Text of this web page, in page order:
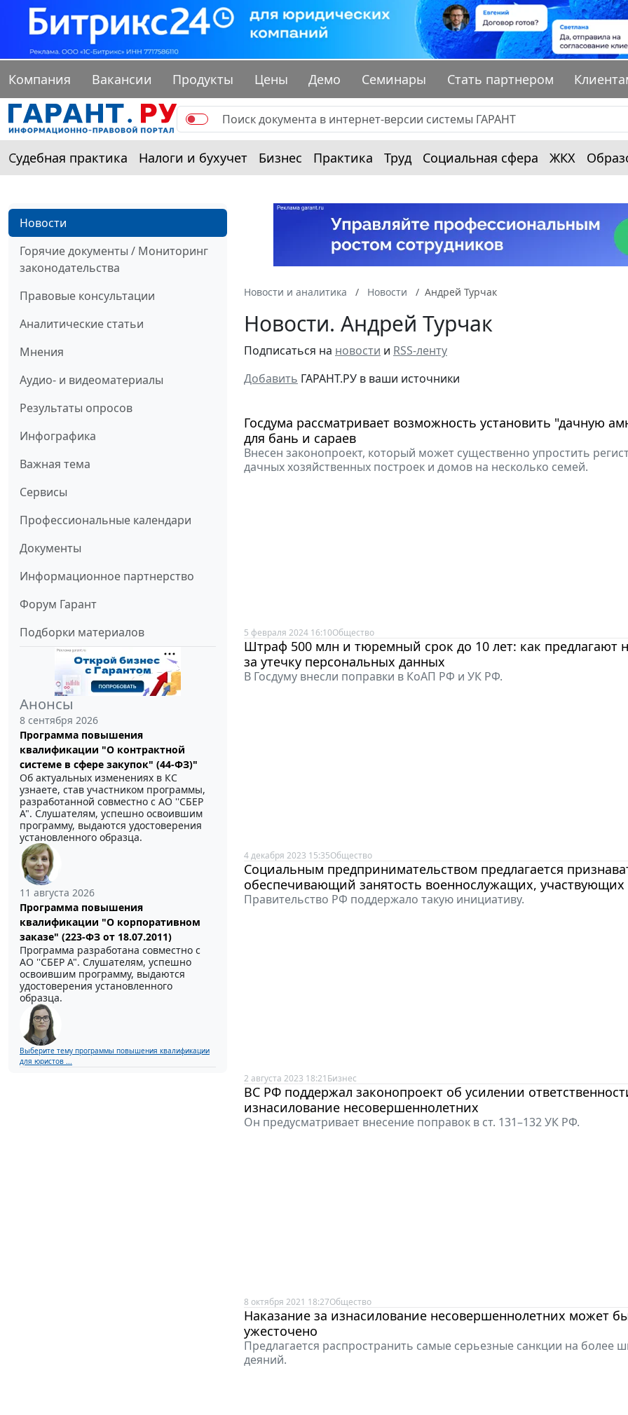
Компания Вакансии Продукты Цены Демо Семинары Стать партнером
Судебная практика Налоги и бухучет Бизнес Практика Труд Социальная сфера ЖКХ
Новости
Горячие документы / Мониторинг
законодательства
Правовые консультации
Аналитические статьи
Мнения
Аудио- и видеоматериалы
Результаты опросов
Инфографика
Важная тема
Сервисы
Профессиональные календари
Документы
Информационное партнерство
Форум Гарант
Подборки материалов
Анонсы
8 сентября 2026
Программа повышения
квалификации "О контрактной
системе в сфере закупок" (44-ФЗ)"
Об актуальных изменениях в КС
узнаете, став участником программы,
разработанной совместно с АО ''СБЕР
А". Слушателям, успешно освоившим
программу, выдаются удостоверения
установленного образца.
11 августа 2026
Программа повышения
квалификации "О корпоративном
заказе" (223-ФЗ от 18.07.2011)
Программа разработана совместно с
АО ''СБЕР А". Слушателям, успешно
освоившим программу, выдаются
удостоверения установленного
образца.
Выберите тему программы повышения квалификации
для юристов ...
Новости и аналитика Новости Андрей Турчак
Новости. Андрей Турчак
Подписаться на новости и RSS-ленту
Добавить ГАРАНТ.РУ в ваши источники
Госдума рассматривает возможность установить "дачную
для бань и сараев
Внесен законопроект, который может существенно упростить
дачных хозяйственных построек и домов на несколько семей.
5 февраля 2024 16:10Общество
Штраф 500 млн и тюремный срок до 10 лет: как предлагают
за утечку персональных данных
В Госдуму внесли поправки в КоАП РФ и УК РФ.
4 декабря 2023 15:35Общество
Социальным предпринимательством предлагается
обеспечивающий занятость военнослужащих,
Правительство РФ поддержало такую инициативу.
2 августа 2023 18:21 Бизнес
ВС РФ поддержал законопроект об усилении
изнасилование несовершеннолетних
Он предусматривает внесение поправок в ст. 131–132 УК РФ.
8 октября 2021 18:27Общество
Наказание за изнасилование несовершеннолетних может
ужесточено
Предлагается распространить самые серьезные санкции на более
деяний.